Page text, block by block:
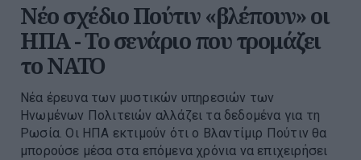
Νέο σχέδιο Πούτιν «βλέπουν» οι
ΗΠΑ - Το σενάριο που τρομάζει
το ΝΑΤΟ
Νέα έρευνα των μυστικών υπηρεσιών των
Ηνωμένων Πολιτειών αλλάζει τα δεδομένα για τη
Ρωσία. Οι ΗΠΑ εκτιμούν ότι ο Βλαντίμιρ Πούτιν θα
μπορούσε μέσα στα επόμενα χρόνια να επιχειρήσει